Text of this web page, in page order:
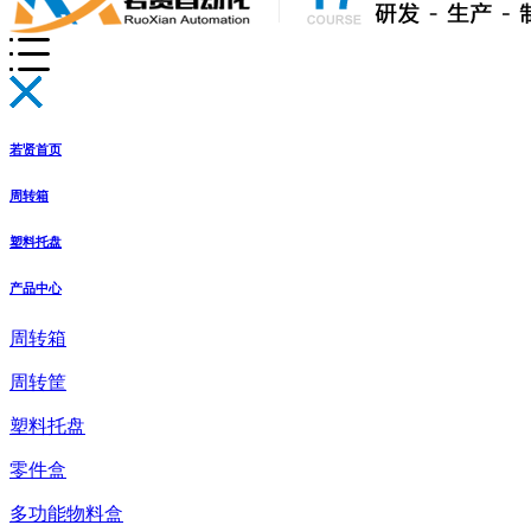
若贤首页
周转箱
塑料托盘
产品中心
周转箱
周转筐
塑料托盘
零件盒
多功能物料盒